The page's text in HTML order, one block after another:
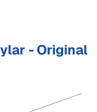
- Original